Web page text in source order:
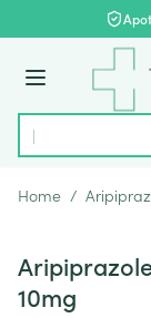
Ga naar de inhoud
Menu
Product, merk,
Home /
10mg